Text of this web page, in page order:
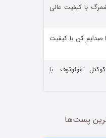
در مغولستان
با کیفیت عالی
صدایم کن با کیفیت
مولوتوف با
پست‌ها